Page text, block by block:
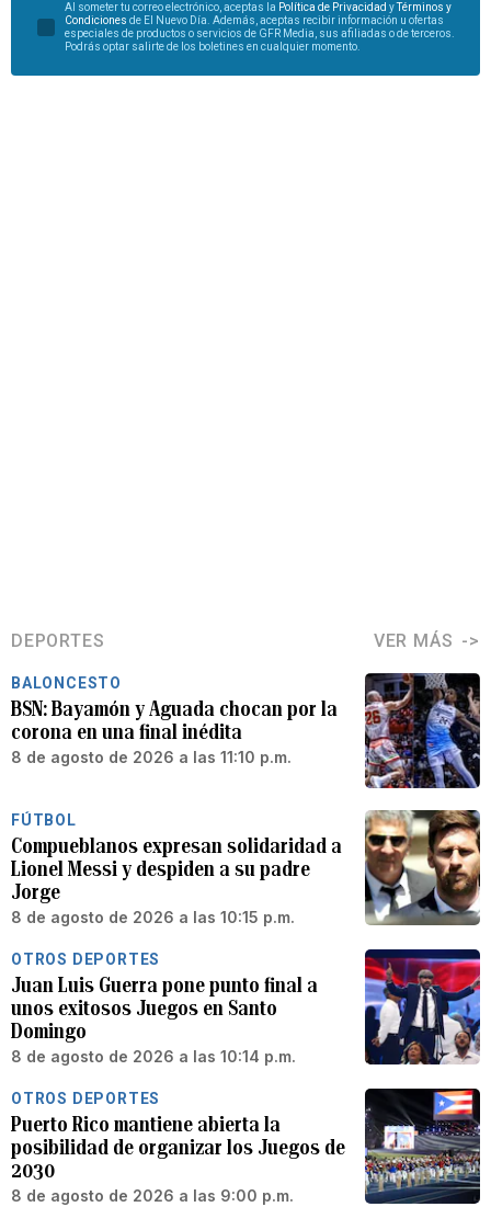
Al someter tu correo electrónico, aceptas la Política de Privacidad y
Términos y
Condiciones de El Nuevo Día. Además, aceptas recibir información u ofertas
especiales de productos o servicios de GFR Media, sus afiliadas o de terceros.
Podrás optar salirte de los boletines en cualquier momento.
DEPORTES VER MÁS
BALONCESTO
BSN: Bayamón y Aguada chocan por la
corona en una final inédita
8 de agosto de 2026 a las 11:10 p.m.
FÚTBOL
Compueblanos expresan solidaridad a
Lionel Messi y despiden a su padre
Jorge
8 de agosto de 2026 a las 10:15 p.m.
OTROS DEPORTES
Juan Luis Guerra pone punto final a
unos exitosos Juegos en Santo
Domingo
8 de agosto de 2026 a las 10:14 p.m.
OTROS DEPORTES
Puerto Rico mantiene abierta la
posibilidad de organizar los Juegos de
2030
8 de agosto de 2026 a las 9:00 p.m.